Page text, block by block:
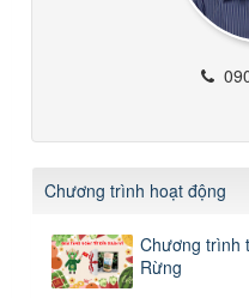
Chương trình hoạt động
Chương trình
Rừng